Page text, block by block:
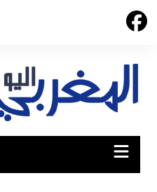
Skip